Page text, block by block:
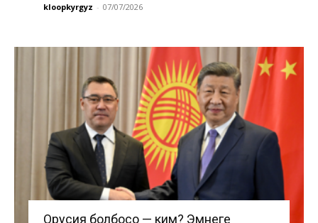
kloopkyrgyz - 07/07/2026
Орусия болбосо — ким? Эмнеге